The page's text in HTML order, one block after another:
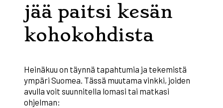
jää paitsi kesän
kohokohdista
Heinäkuu on täynnä tapahtumia ja tekemistä
ympäri Suomea. Tässä muutama vinkki, joiden
avulla voit suunnitella lomasi tai matkasi
ohjelman: